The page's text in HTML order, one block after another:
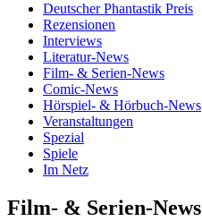
Deutscher Phantastik Preis
Rezensionen
Interviews
Literatur-News
Film- & Serien-News
Comic-News
Hörspiel- & Hörbuch-News
Veranstaltungen
Spezial
Spiele
Im Netz
Film- & Serien-News